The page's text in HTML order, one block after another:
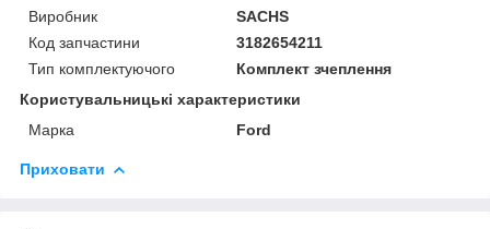
Виробник
SACHS
Код запчастини
3182654211
Тип комплектуючого
Комплект зчеплення
Користувальницькі характеристики
Марка
Ford
Приховати